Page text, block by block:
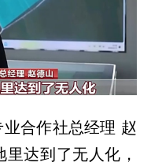
合作社总经理 赵
达到了无人化，